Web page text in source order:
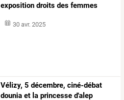
exposition droits des femmes
30 avr. 2025
Vélizy, 5 décembre, ciné-débat
dounia et la princesse d'alep